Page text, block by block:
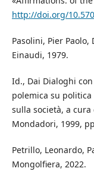
http://doi.org/
Pasolini, Pier
Einaudi, 1979.
Id., Dai Dialoghi con
polemica su
sulla società, a
Mondadori, 1999,
Petrillo, Leonardo,
Mongolfiera, 2022.